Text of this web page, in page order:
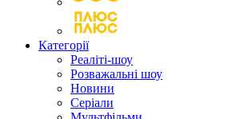
Категорії
Реаліті-шоу
Розважальні шоу
Новини
Серіали